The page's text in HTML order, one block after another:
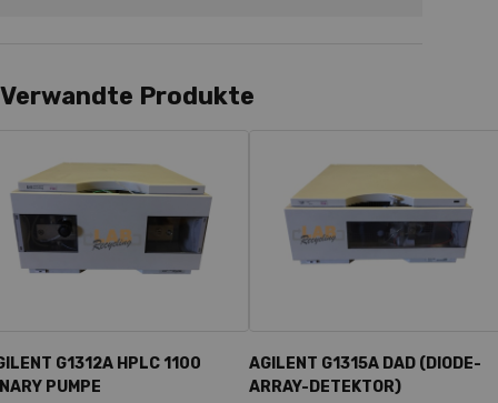
Verwandte Produkte
G1312A HPLC 1100
PUMPE
AGILENT G1315A DAD (DIODE-
ARRAY-DETEKTOR)